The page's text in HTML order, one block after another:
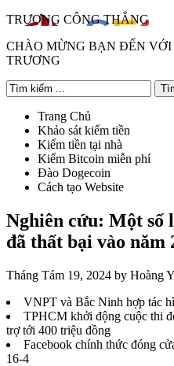
TRƯƠNG CÔNG THẮNG
CHÀO MỪNG BẠN ĐẾN VỚI
TRƯƠNG
Trang Chủ
Khảo sát kiếm tiền
Kiếm tiền tại nhà
Kiếm Bitcoin miễn phí
Đào Dogecoin
Cách tạo Website
Nghiên cứu: Một số
đã thất bại vào năm
Tháng Tám 19, 2024 by Hoàng
VNPT và Bắc Ninh hợp tác
TPHCM khởi động cuộc thi
trợ tới 400 triệu đồng
Facebook chính thức đóng
16-4